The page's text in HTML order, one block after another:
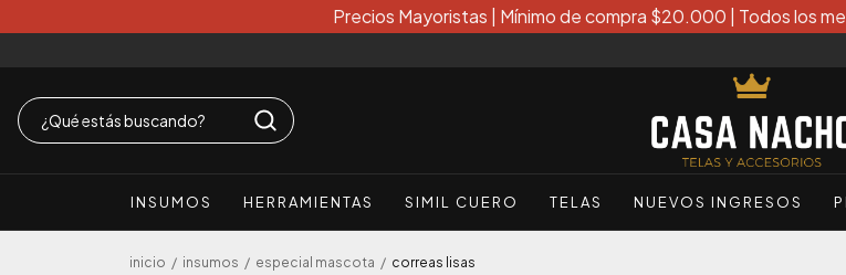
Precios Mayoristas | Mínimo de compra $20.000 | Todos los
INSUMOS HERRAMIENTAS SIMIL CUERO TELAS NUEVOS INGRESOS
inicio / insumos / especial mascota / correas lisas